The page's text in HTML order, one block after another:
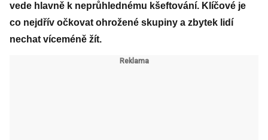
vede hlavně k neprůhlednému kšeftování. Klíčové je
co nejdřív očkovat ohrožené skupiny a zbytek lidí
nechat víceméně žít.